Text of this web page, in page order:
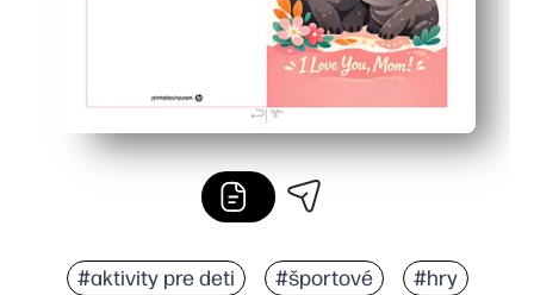
#aktivity pre deti #športové #hry